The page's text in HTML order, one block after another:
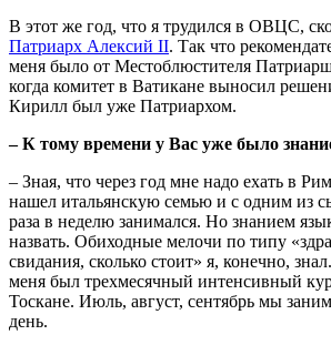
В этот же год, что я трудился в ОВЦС,
Патриарх Алексий II. Так что
меня было от Местоблюстителя
когда комитет в Ватикане выносил
Кирилл был уже Патриархом.
– К тому времени у Вас уже было
– Зная, что через год мне надо ехать в
нашел итальянскую семью и с одним из
раза в неделю занимался. Но знанием
назвать. Обиходные мелочи по типу
свидания, сколько стоит» я, конечно,
меня был трехмесячный интенсивный
Тоскане. Июль, август, сентябрь мы
день.